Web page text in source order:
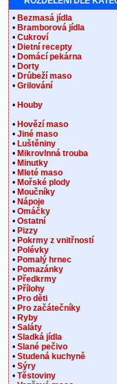
• Bezmasá jídla
• Bramborová jídla
• Cukroví
• Dietní recepty
• Domácí pekárna
• Dorty
• Drůbeží maso
• Grilování
• Houby
• Hovězí maso
• Jiné maso
• Luštěniny
• Mikrovlnná trouba
• Minutky
• Mleté maso
• Mořské plody
• Moučníky
• Nápoje
• Omáčky
• Ostatní
• Pizzy
• Pokrmy z vnitřností
• Polévky
• Pomalý hrnec
• Pomazánky
• Předkrmy
• Přílohy
• Pro děti
• Pro začátečníky
• Ryby
• Saláty
• Sladká jídla
• Slané pečivo
• Studená kuchyně
• Sýry
• Těstoviny